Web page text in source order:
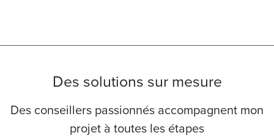
Des solutions sur mesure
Des conseillers passionnés accompagnent mon
projet à toutes les étapes